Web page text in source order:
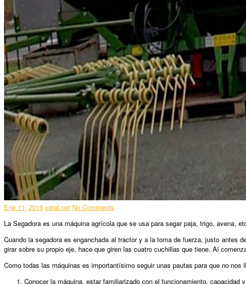
Ene 11, 2016 xeral.net No Comments
La Segadora es una máquina agrícola que se usa para segar paja, trigo, avena,
Cuando la segadora es enganchada al tractor y a la toma de fuerza, justo antes
girar sobre su propio eje, hace que giren las cuatro cuchillas que tiene. Al
Como todas las máquinas es importantísimo seguir unas pautas para que no nos
Conocer la máquina, estar familiarizado con el funcionamiento, capacidad